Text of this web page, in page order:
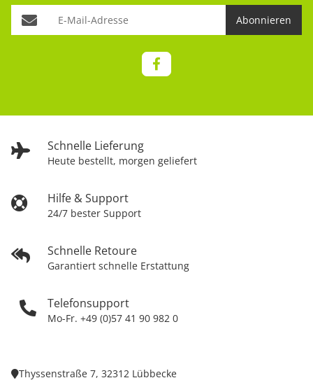
Schnelle Lieferung
Heute bestellt, morgen geliefert
Hilfe & Support
24/7 bester Support
Schnelle Retoure
Garantiert schnelle Erstattung
Telefonsupport
Mo-Fr. +49 (0)57 41 90 982 0
Abonnieren
Thyssenstraße 7, 32312 Lübbecke